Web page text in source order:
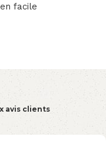
facile
avis clients